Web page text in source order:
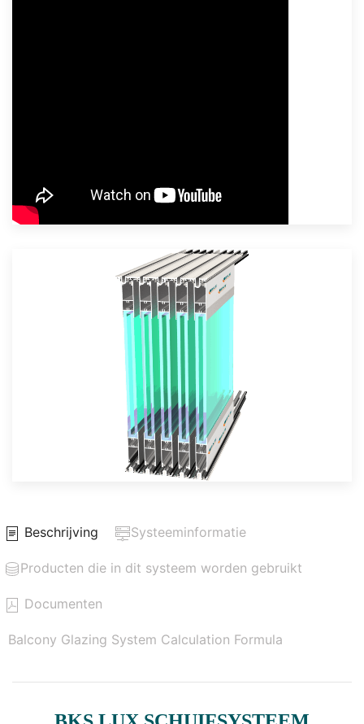
Beschrijving Systeeminformatie
Producten die in dit systeem worden gebruikt
Documenten
Balcony Glazing System Calculation Formula